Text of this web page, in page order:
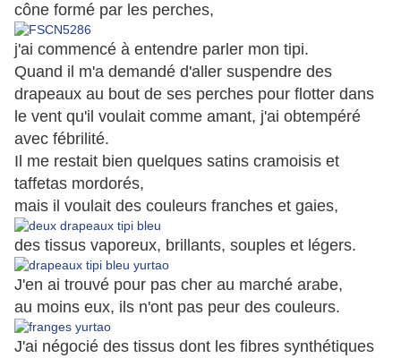
cône formé par les perches,
j'ai commencé à entendre parler mon tipi.
Quand il m'a demandé d'aller suspendre des
drapeaux au bout de ses perches pour flotter dans
le vent qu'il voulait comme amant, j'ai obtempéré
avec fébrilité.
Il me restait bien quelques satins cramoisis et
taffetas mordorés,
mais il voulait des couleurs franches et gaies,
des tissus vaporeux, brillants, souples et légers.
J'en ai trouvé pour pas cher au marché arabe,
au moins eux, ils n'ont pas peur des couleurs.
J'ai négocié des tissus dont les fibres synthétiques